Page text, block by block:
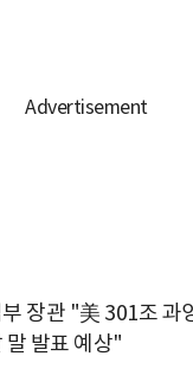
장관 "美 301조 과
말 발표 예상"